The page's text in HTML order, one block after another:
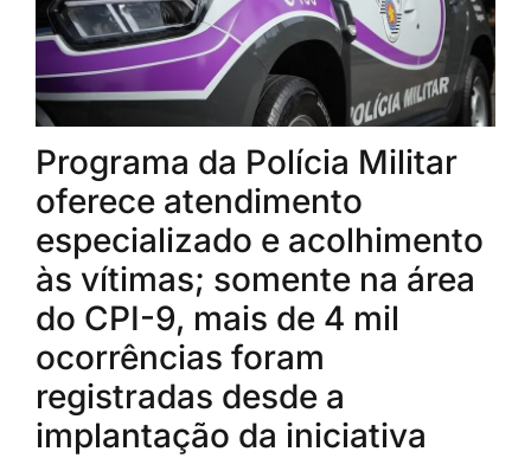
Programa da Polícia Militar
oferece atendimento
especializado e acolhimento
às vítimas; somente na área
do CPI-9, mais de 4 mil
ocorrências foram
registradas desde a
implantação da iniciativa